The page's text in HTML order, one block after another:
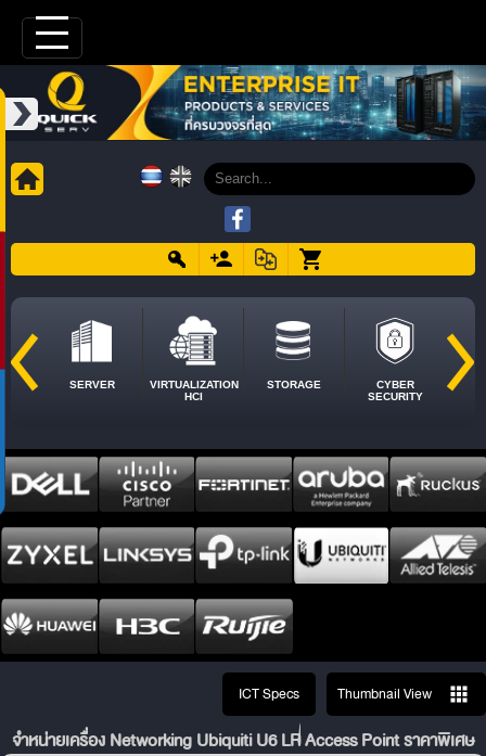
SERVER
VIRTUALIZATION
HCI
STORAGE
CYBER
SECURITY
ICT Specs Thumbnail View
จำหน่ายเครื่อง Networking Ubiquiti U6 LR Access Point ราคาพิเศษ